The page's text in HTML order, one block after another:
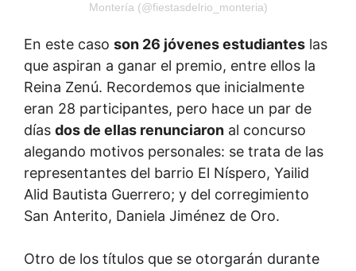
Montería (@fiestasdelrio_monteria)
En este caso son 26 jóvenes estudiantes las
que aspiran a ganar el premio, entre ellos la
Reina Zenú. Recordemos que inicialmente
eran 28 participantes, pero hace un par de
días dos de ellas renunciaron al concurso
alegando motivos personales: se trata de las
representantes del barrio El Níspero, Yailid
Alid Bautista Guerrero; y del corregimiento
San Anterito, Daniela Jiménez de Oro.
Otro de los títulos que se otorgarán durante